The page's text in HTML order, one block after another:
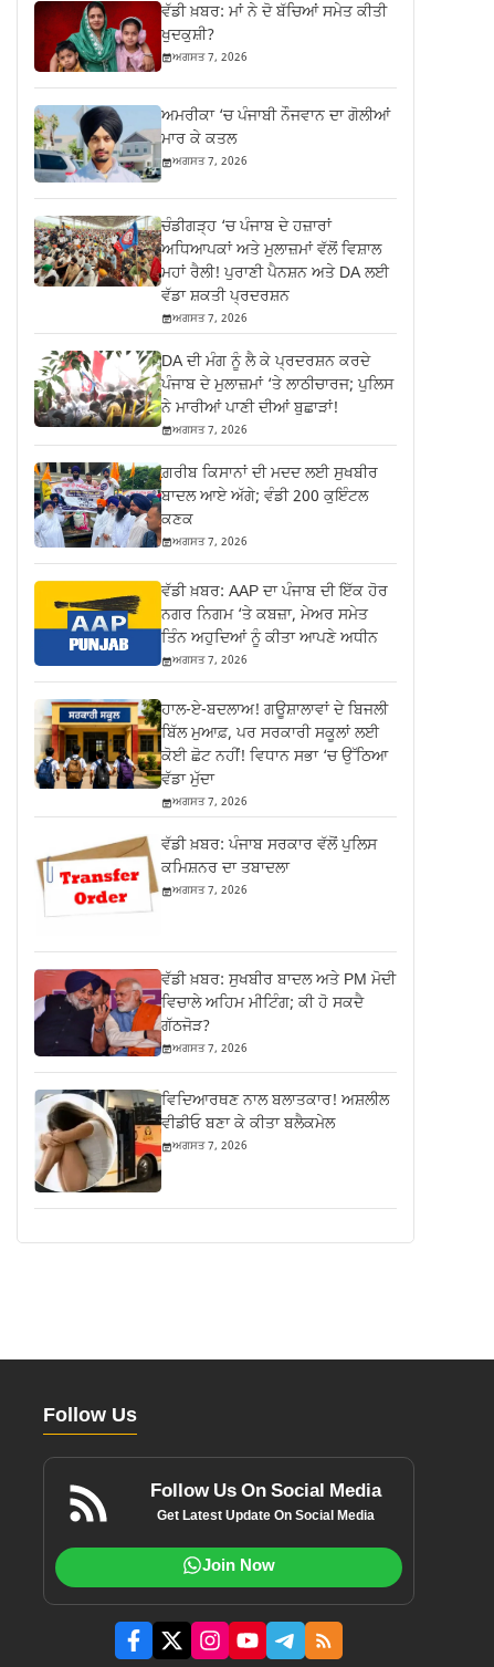
ਵੱਡੀ ਖ਼ਬਰ: ਮਾਂ ਨੇ ਦੋ ਬੱਚਿਆਂ ਸਮੇਤ ਕੀਤੀ
ਖੁਦਕੁਸ਼ੀ?
ਅਗਸਤ 7, 2026
ਅਮਰੀਕਾ ‘ਚ ਪੰਜਾਬੀ ਨੌਜਵਾਨ ਦਾ ਗੋਲੀਆਂ
ਮਾਰ ਕੇ ਕਤਲ
ਅਗਸਤ 7, 2026
ਚੰਡੀਗੜ੍ਹ ‘ਚ ਪੰਜਾਬ ਦੇ ਹਜ਼ਾਰਾਂ
ਅਧਿਆਪਕਾਂ ਅਤੇ ਮੁਲਾਜ਼ਮਾਂ ਵੱਲੋਂ ਵਿਸ਼ਾਲ
ਮਹਾਂ ਰੈਲੀ! ਪੁਰਾਣੀ ਪੈਨਸ਼ਨ ਅਤੇ DA ਲਈ
ਵੱਡਾ ਸ਼ਕਤੀ ਪ੍ਰਦਰਸ਼ਨ
ਅਗਸਤ 7, 2026
DA ਦੀ ਮੰਗ ਨੂੰ ਲੈ ਕੇ ਪ੍ਰਦਰਸ਼ਨ ਕਰਦੇ
ਪੰਜਾਬ ਦੇ ਮੁਲਾਜ਼ਮਾਂ ‘ਤੇ ਲਾਠੀਚਾਰਜ; ਪੁਲਿਸ
ਨੇ ਮਾਰੀਆਂ ਪਾਣੀ ਦੀਆਂ ਬੁਛਾੜਾਂ!
ਅਗਸਤ 7, 2026
ਗ਼ਰੀਬ ਕਿਸਾਨਾਂ ਦੀ ਮਦਦ ਲਈ ਸੁਖਬੀਰ
ਬਾਦਲ ਆਏ ਅੱਗੇ; ਵੰਡੀ 200 ਕੁਇੰਟਲ
ਕਣਕ
ਅਗਸਤ 7, 2026
ਵੱਡੀ ਖ਼ਬਰ: AAP ਦਾ ਪੰਜਾਬ ਦੀ ਇੱਕ ਹੋਰ
ਨਗਰ ਨਿਗਮ ‘ਤੇ ਕਬਜ਼ਾ, ਮੇਅਰ ਸਮੇਤ
ਤਿੰਨ ਅਹੁਦਿਆਂ ਨੂੰ ਕੀਤਾ ਆਪਣੇ ਅਧੀਨ
ਅਗਸਤ 7, 2026
ਹਾਲ-ਏ-ਬਦਲਾਅ! ਗਊਸ਼ਾਲਾਵਾਂ ਦੇ ਬਿਜਲੀ
ਬਿੱਲ ਮੁਆਫ਼, ਪਰ ਸਰਕਾਰੀ ਸਕੂਲਾਂ ਲਈ
ਕੋਈ ਛੋਟ ਨਹੀਂ! ਵਿਧਾਨ ਸਭਾ ‘ਚ ਉੱਠਿਆ
ਵੱਡਾ ਮੁੱਦਾ
ਅਗਸਤ 7, 2026
ਵੱਡੀ ਖ਼ਬਰ: ਪੰਜਾਬ ਸਰਕਾਰ ਵੱਲੋਂ ਪੁਲਿਸ
ਕਮਿਸ਼ਨਰ ਦਾ ਤਬਾਦਲਾ
ਅਗਸਤ 7, 2026
ਵੱਡੀ ਖ਼ਬਰ: ਸੁਖਬੀਰ ਬਾਦਲ ਅਤੇ PM ਮੋਦੀ
ਵਿਚਾਲੇ ਅਹਿਮ ਮੀਟਿੰਗ; ਕੀ ਹੋ ਸਕਦੈ
ਗੱਠਜੋੜ?
ਅਗਸਤ 7, 2026
ਵਿਦਿਆਰਥਣ ਨਾਲ ਬਲਾਤਕਾਰ! ਅਸ਼ਲੀਲ
ਵੀਡੀਓ ਬਣਾ ਕੇ ਕੀਤਾ ਬਲੈਕਮੇਲ
ਅਗਸਤ 7, 2026
Follow Us
Follow Us On Social Media
Get Latest Update On Social Media
Join Now